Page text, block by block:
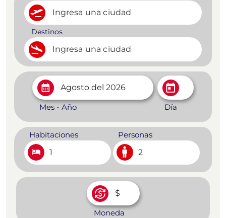
Destinos
Mes - Año Día
1
Habitaciones
2
Personas
Moneda